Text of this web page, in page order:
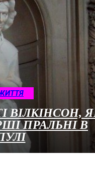
ВІЛКІНСОН,
ПРАЛЬНІ В